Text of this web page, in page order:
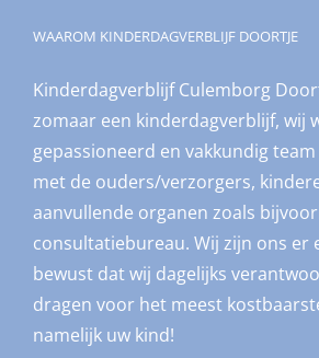
WAAROM KINDERDAGVERBLIJF DOORTJE
Kinderdagverblijf Culemborg
zomaar een kinderdagverblijf, wij
gepassioneerd en vakkundig
met de ouders/verzorgers,
aanvullende organen zoals
consultatiebureau. Wij zijn ons er
bewust dat wij dagelijks
dragen voor het meest
namelijk uw kind!